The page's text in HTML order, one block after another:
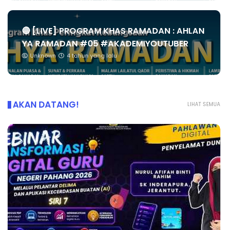
🔴 [LIVE] PROGRAM KHAS RAMADAN : AHLAN
YA RAMADAN #05 #AKADEMIYOUTUBER
Unknown 4 tahun yang lalu
LIHAT SEMUA
AKAN DATANG!